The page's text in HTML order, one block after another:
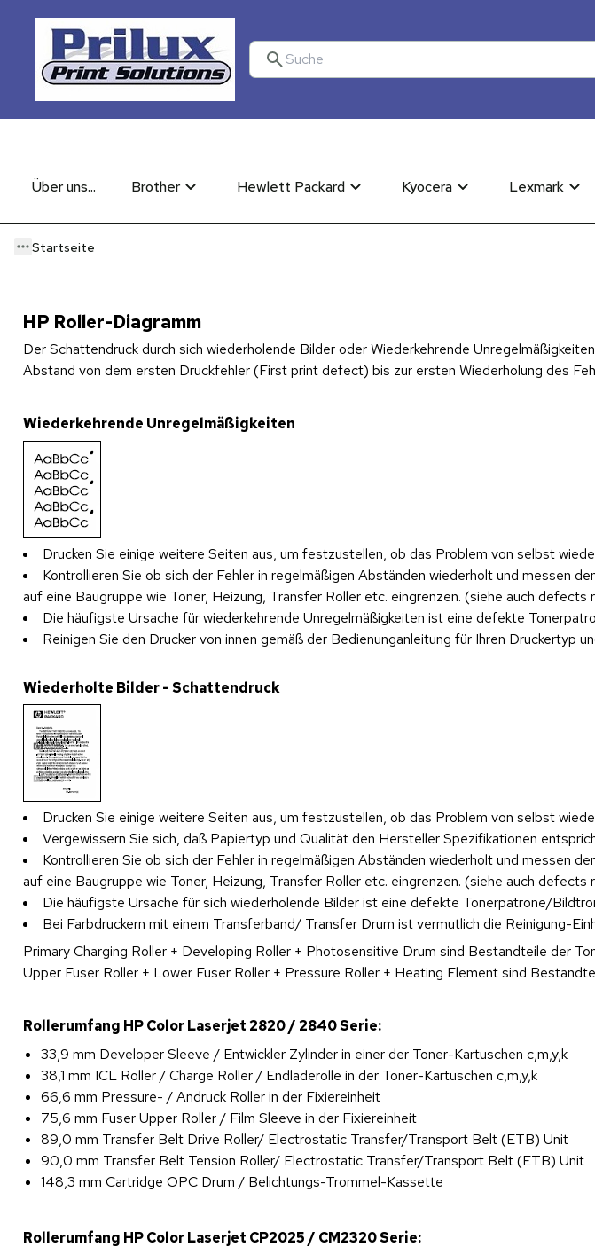
Über uns... Brother Hewlett Packard Kyocera Lexmark
Startseite
HP Roller-Diagramm
Der Schattendruck durch sich wiederholende Bilder oder Wiederkehrende
Abstand von dem ersten Druckfehler (First print defect) bis zur ersten Wiederholung des
Wiederkehrende Unregelmäßigkeiten
Drucken Sie einige weitere Seiten aus, um festzustellen, ob das Problem von selbst
Kontrollieren Sie ob sich der Fehler in regelmäßigen Abständen wiederholt und messen
auf eine Baugruppe wie Toner, Heizung, Transfer Roller etc. eingrenzen. (siehe auch
Die häufigste Ursache für wiederkehrende Unregelmäßigkeiten ist eine defekte
Reinigen Sie den Drucker von innen gemäß der Bedienunganleitung für Ihren Druckertyp
Wiederholte Bilder - Schattendruck
Drucken Sie einige weitere Seiten aus, um festzustellen, ob das Problem von selbst
Vergewissern Sie sich, daß Papiertyp und Qualität den Hersteller Spezifikationen
Kontrollieren Sie ob sich der Fehler in regelmäßigen Abständen wiederholt und messen
auf eine Baugruppe wie Toner, Heizung, Transfer Roller etc. eingrenzen. (siehe auch
Die häufigste Ursache für sich wiederholende Bilder ist eine defekte Tonerpatrone/
Bei Farbdruckern mit einem Transferband/ Transfer Drum ist vermutlich die Reinigung-
Primary Charging Roller + Developing Roller + Photosensitive Drum sind Bestandteile der
Upper Fuser Roller + Lower Fuser Roller + Pressure Roller + Heating Element sind
Rollerumfang HP Color Laserjet 2820 / 2840 Serie:
33,9 mm Developer Sleeve / Entwickler Zylinder in einer der Toner-Kartuschen c,m,y,k
38,1 mm ICL Roller / Charge Roller / Endladerolle in der Toner-Kartuschen c,m,y,k
66,6 mm Pressure- / Andruck Roller in der Fixiereinheit
75,6 mm Fuser Upper Roller / Film Sleeve in der Fixiereinheit
89,0 mm Transfer Belt Drive Roller/ Electrostatic Transfer/Transport Belt (ETB) Unit
90,0 mm Transfer Belt Tension Roller/ Electrostatic Transfer/Transport Belt (ETB) Unit
148,3 mm Cartridge OPC Drum / Belichtungs-Trommel-Kassette
Rollerumfang HP Color Laserjet CP2025 / CM2320 Serie: